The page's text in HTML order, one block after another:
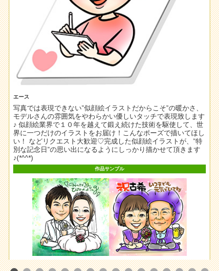
エース
写真では表現できない”似顔絵イラストだからこそ”の暖かさ、
モデルさんの雰囲気をやわらかい優しいタッチで表現致します
♪ 似顔絵業界で１０年を越えて鍛え続けた技術を駆使して、世
界に一つだけのイラストをお届け！こんなポーズで描いてほし
い！ などリクエスト大歓迎♡完成した似顔絵イラストが、”特
別な記念日”の思い出になるようにしっかり描かせて頂きます
♪(*^^*)
作品サンプル